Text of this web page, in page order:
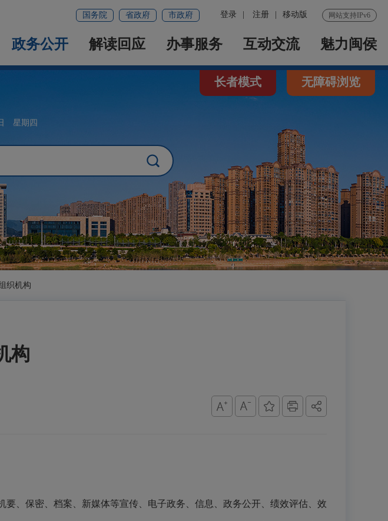
网站支持IPv6
登录 注册 移动版
国务院 省政府 市政府
政务公开 解读回应 办事服务 互动交流 魅力闽侯
星期四
长者模式 无障碍浏览
织机构
构
要、保密、档案、新媒体等宣传、电子政务、信息、政务公开、绩效评估、效